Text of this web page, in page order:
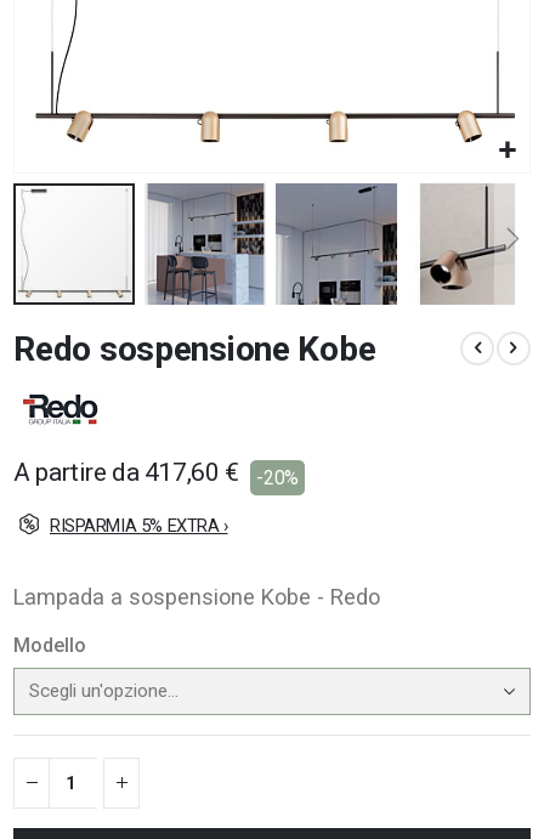
all'inizio
della
galleria
di
Redo sospensione Kobe
A partire da 417,60 € -20%
RISPARMIA 5% EXTRA ›
Lampada a sospensione Kobe - Redo
Modello